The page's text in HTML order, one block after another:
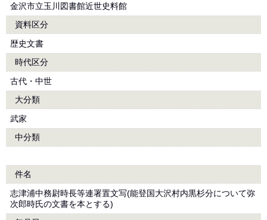
金沢市立玉川図書館近世史料館
資料区分
歴史文書
時代区分
古代・中世
大分類
武家
中分類
件名
志津浦中務尉時長等連署置文写(能登国大沢村内黒杉分について弥
次郎時氏の文書を本とする)